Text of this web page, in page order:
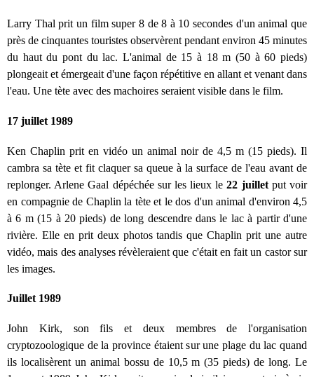
Larry Thal prit un film super 8 de 8 à 10 secondes d'un animal que
près de cinquantes touristes observèrent pendant environ 45 minutes
du haut du pont du lac. L'animal de 15 à 18 m (50 à 60 pieds)
plongeait et émergeait d'une façon répétitive en allant et venant dans
l'eau. Une tète avec des machoires seraient visible dans le film.
17 juillet 1989
Ken Chaplin prit en vidéo un animal noir de 4,5 m (15 pieds). Il
cambra sa tète et fit claquer sa queue à la surface de l'eau avant de
replonger. Arlene Gaal dépéchée sur les lieux le22 juillet put voir
en compagnie de Chaplin la tète et le dos d'un animal d'environ 4,5
à 6 m (15 à 20 pieds) de long descendre dans le lac à partir d'une
rivière. Elle en prit deux photos tandis que Chaplin prit une autre
vidéo, mais des analyses révèleraient que c'était en fait un castor sur
les images.
Juillet 1989
John Kirk, son fils et deux membres de l'organisation
cryptozoologique de la province étaient sur une plage du lac quand
ils localisèrent un animal bossu de 10,5 m (35 pieds) de long. Le